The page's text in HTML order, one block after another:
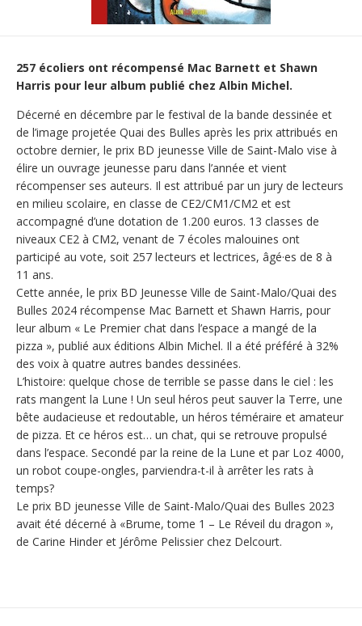
257 écoliers ont récompensé Mac Barnett et Shawn
Harris pour leur album publié chez Albin Michel.
Décerné en décembre par le festival de la bande dessinée et
de l’image projetée Quai des Bulles après les prix attribués en
octobre dernier, le prix BD jeunesse Ville de Saint-Malo vise à
élire un ouvrage jeunesse paru dans l’année et vient
récompenser ses auteurs. Il est attribué par un jury de lecteurs
en milieu scolaire, en classe de CE2/CM1/CM2 et est
accompagné d’une dotation de 1.200 euros. 13 classes de
niveaux CE2 à CM2, venant de 7 écoles malouines ont
participé au vote, soit 257 lecteurs et lectrices, âgé·es de 8 à
11 ans.
Cette année, le prix BD Jeunesse Ville de Saint-Malo/Quai des
Bulles 2024 récompense Mac Barnett et Shawn Harris, pour
leur album « Le Premier chat dans l’espace a mangé de la
pizza », publié aux éditions Albin Michel. Il a été préféré à 32%
des voix à quatre autres bandes dessinées.
L’histoire: quelque chose de terrible se passe dans le ciel : les
rats mangent la Lune ! Un seul héros peut sauver la Terre, une
bête audacieuse et redoutable, un héros téméraire et amateur
de pizza. Et ce héros est… un chat, qui se retrouve propulsé
dans l’espace. Secondé par la reine de la Lune et par Loz 4000,
un robot coupe-ongles, parviendra-t-il à arrêter les rats à
temps?
Le prix BD jeunesse Ville de Saint-Malo/Quai des Bulles 2023
avait été décerné à «Brume, tome 1 – Le Réveil du dragon »,
de Carine Hinder et Jérôme Pelissier chez Delcourt.